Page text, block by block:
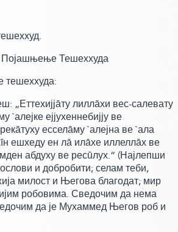
Тешеххуда
„Еттехијјāту лиллāхи вес-салевату
`алејке ејјухеннебијју ве
есселāму `алејна ве `ала
ешхеду ен лā илāхе иллеллāх ве
абдуху ве ресūлух.“ (Најлепши
и добробити; селам теби,
милост и Његова благодат; мир
робовима. Сведочим да нема
да је Мухаммед Његов роб и